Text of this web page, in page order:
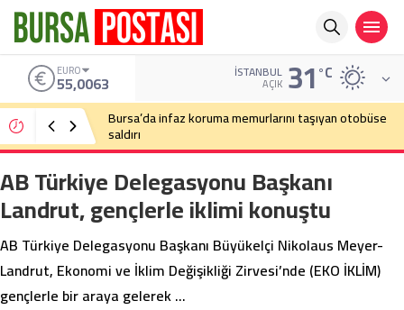
ALTIN
6.543,59 İSTANBUL
AÇIK 31°C
Bursa’da cadde ortasında bıçaklı kavga
AB Türkiye Delegasyonu Başkanı
Landrut, gençlerle iklimi konuştu
AB Türkiye Delegasyonu Başkanı Büyükelçi Nikolaus Meyer-
Landrut, Ekonomi ve İklim Değişikliği Zirvesi’nde (EKO İKLİM)
gençlerle bir araya gelerek …